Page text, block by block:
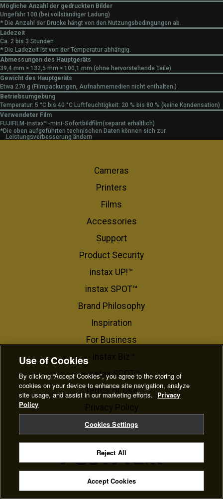
Mögliche Anzahl der gedruckten Bilder
Ungefähr 100 (bei vollständiger Ladung)
* Die Anzahl der Drucke hängt von den Nutzungsbedingungen ab.
Ladezeit
Ca. 2 bis 3 Stunden
* Die Ladezeit ist von der Temperatur abhängig.
Abmessungen des Hauptgeräts
39,4 mm × 132,5 mm × 100,1 mm (ohne hervorstehende Teile)
Gewicht des Hauptgeräts
Etwa 270 g (Filmpackungen, Aufnahmemedien nicht enthalten.)
Betriebsumgebung
Temperatur: 5 °C bis 40 °C Luftfeuchtigkeit: 20 % bis 80 % (keine Kondensation)
Verwendeter Film
FUJIFILM-instax™-mini-Sofortbildfilm(separat erhältlich)
*Die oben aufgeführten technischen Daten können sich zur
Leistungsverbesserung ändern
Cameras
Printers
Films
Accessories
Support
Product Security
instax UP!™
instax SPOT™
Brand Philosophy
Inspiration
For Business​
- instax Biz™
- instax SPOT™
Terms of Use
Privacy Policy
Cookie Settings
© FUJIFILM Corporation
Use of Cookies
By clicking “Accept Cookies”, you agree to the storing of
cookies on your device to enhance site navigation, analyze
site usage, and assist in our marketing efforts. Privacy
Policy
Cookies Settings
Reject All
Accept Cookies